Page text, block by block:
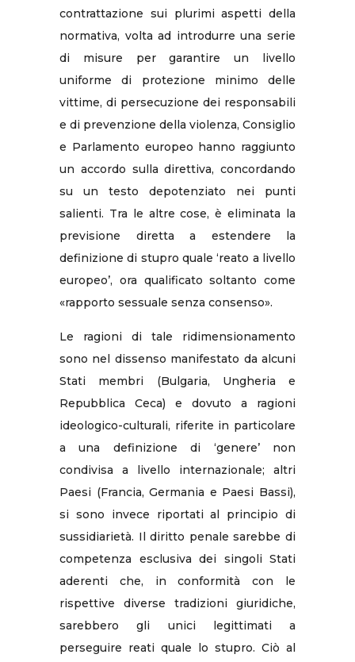
contrattazione sui plurimi aspetti della
normativa, volta ad introdurre una serie
di misure per garantire un livello
uniforme di protezione minimo delle
vittime, di persecuzione dei responsabili
e di prevenzione della violenza, Consiglio
e Parlamento europeo hanno raggiunto
un accordo sulla direttiva, concordando
su un testo depotenziato nei punti
salienti. Tra le altre cose, è eliminata la
previsione diretta a estendere la
definizione di stupro quale ‘reato a livello
europeo’, ora qualificato soltanto come
«rapporto sessuale senza consenso».
Le ragioni di tale ridimensionamento
sono nel dissenso manifestato da alcuni
Stati membri (Bulgaria, Ungheria e
Repubblica Ceca) e dovuto a ragioni
ideologico-culturali, riferite in particolare
a una definizione di ‘genere’ non
condivisa a livello internazionale; altri
Paesi (Francia, Germania e Paesi Bassi),
si sono invece riportati al principio di
sussidiarietà. Il diritto penale sarebbe di
competenza esclusiva dei singoli Stati
aderenti che, in conformità con le
rispettive diverse tradizioni giuridiche,
sarebbero gli unici legittimati a
perseguire reati quale lo stupro. Ciò al